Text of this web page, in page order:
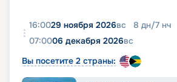
16:0029 ноября 2026вс 8 дн/7 нч
07:0006 декабря 2026вс
Вы посетите 2 страны: